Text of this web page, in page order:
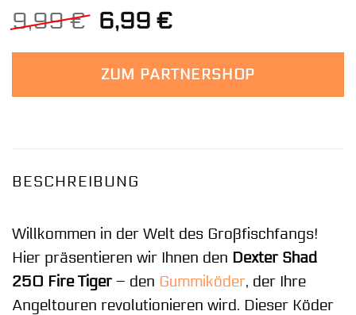
9,99€ Ursprünglicher
war:
9,99 €
6,99 €Aktueller
ist:
6,99 €.
ZUM PARTNERSHOP
BESCHREIBUNG
Willkommen in der Welt des Großfischfangs!
Hier präsentieren wir Ihnen den Dexter Shad
250 Fire Tiger– den Gummiköder, der Ihre
Angeltouren revolutionieren wird. Dieser Köder